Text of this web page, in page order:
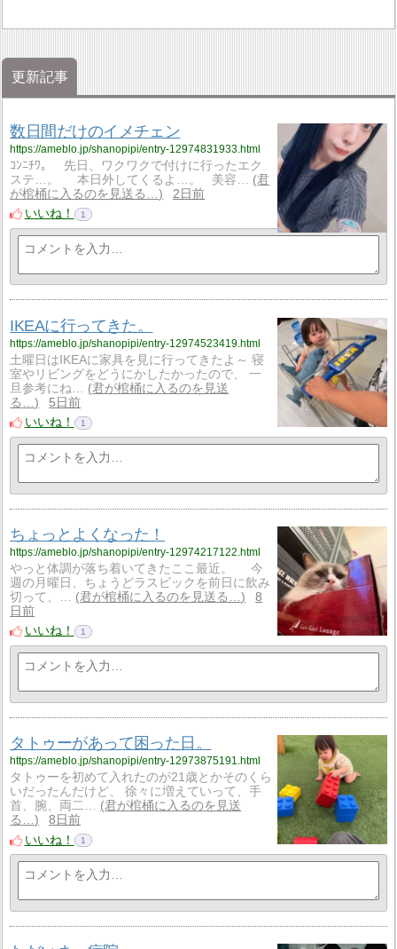
更新記事
数日間だけのイメチェン
https://ameblo.jp/shanopipi/entry-12974831933.html
ｺﾝﾆﾁﾜ。 先日、ワクワクで付けに行ったエク
ステ…。 本日外してくるよ…。 美容…
君
が棺桶に入るのを見送る…
2日前
いいね！
1
IKEAに行ってきた。
https://ameblo.jp/shanopipi/entry-12974523419.html
土曜日はIKEAに家具を見に行ってきたよ～ 寝
室やリビングをどうにかしたかったので、 一
旦参考にね…
君が棺桶に入るのを見送
る…
5日前
いいね！
1
ちょっとよくなった！
https://ameblo.jp/shanopipi/entry-12974217122.html
やっと体調が落ち着いてきたここ最近。 今
週の月曜日、ちょうどラスビックを前日に飲み
切って、…
君が棺桶に入るのを見送る…
8
日前
いいね！
1
タトゥーがあって困った日。
https://ameblo.jp/shanopipi/entry-12973875191.html
タトゥーを初めて入れたのが21歳とかそのくら
いだったんだけど、 徐々に増えていって、手
首、腕、両二…
君が棺桶に入るのを見送
る…
8日前
いいね！
1